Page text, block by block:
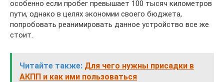
особенно если пробег превышает 100 тысяч километров
пути, однако в целях экономии своего бюджета,
попробовать реанимировать данное устройство все же
стоит.
Читайте также: Для чего нужны присадки в
АКПП и как ими пользоваться